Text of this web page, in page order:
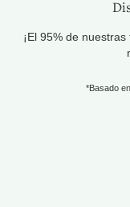
¡El 95% de
*Basado